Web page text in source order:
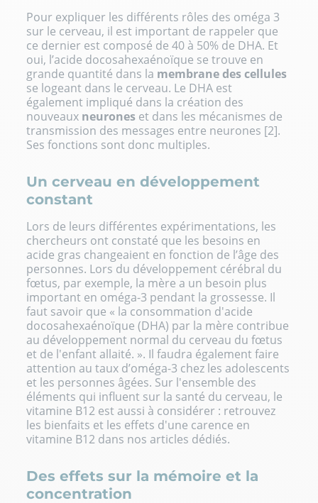
Pour expliquer les différents rôles des oméga 3
sur le cerveau, il est important de rappeler que
ce dernier est composé de 40 à 50% de DHA. Et
oui, l’acide docosahexaénoïque se trouve en
grande quantité dans la membrane des cellules
se logeant dans le cerveau. Le DHA est
également impliqué dans la création des
nouveaux neurones et dans les mécanismes de
transmission des messages entre neurones [2].
Ses fonctions sont donc multiples.
Un cerveau en développement
constant
Lors de leurs différentes expérimentations, les
chercheurs ont constaté que les besoins en
acide gras changeaient en fonction de l’âge des
personnes. Lors du développement cérébral du
fœtus, par exemple, la mère a un besoin plus
important en oméga-3 pendant la grossesse. Il
faut savoir que « la consommation d'acide
docosahexaénoïque (DHA) par la mère contribue
au développement normal du cerveau du fœtus
et de l'enfant allaité. ». Il faudra également faire
attention au taux d’oméga-3 chez les adolescents
et les personnes âgées. Sur l'ensemble des
éléments qui influent sur la santé du cerveau, le
vitamine B12 est aussi à considérer : retrouvez
les bienfaits et les effets d'une carence en
vitamine B12 dans nos articles dédiés.
Des effets sur la mémoire et la
concentration